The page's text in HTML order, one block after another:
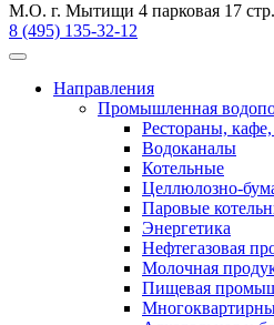
М.О. г. Мытищи 4 парковая 17
8 (495) 135-32-12
Направления
Промышленная
Рестораны,
Водоканалы
Котельные
Целлюлозно-
Паровые
Энергетика
Нефтегазовая
Молочная
Пищевая